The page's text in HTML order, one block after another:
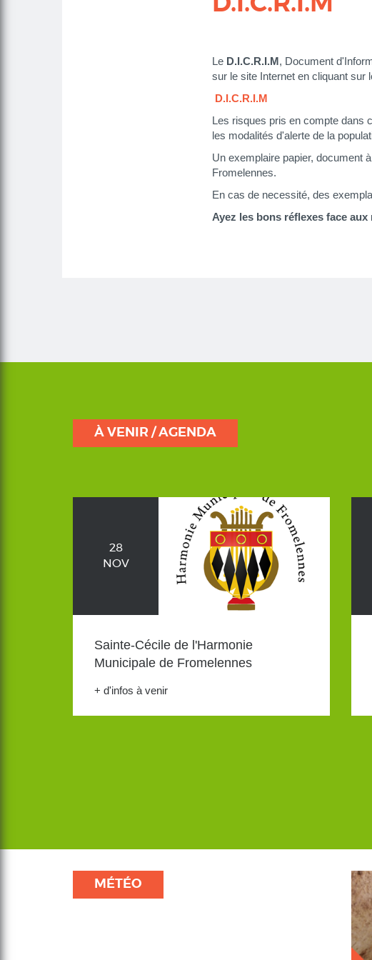
Corps
Le D.I.C.R.I.M, Document
sur le site Internet en cliquant sur
D.I.C.R.I.M
Les risques pris en compte dans
les modalités d'alerte de la
Un exemplaire papier, document
Fromelennes.
En cas de necessité, des
Ayez les bons réflexes face aux
À VENIR / AGENDA
28
NOV
Sainte-Cécile de l'Harmonie
Municipale de Fromelennes
+ d'infos à venir
MÉTÉO